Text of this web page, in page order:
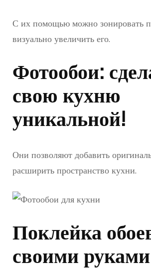
С их помощью можно зонировать
визуально увеличить его.
Фотообои:
свою кухню
уникальной!
Они позволяют добавить
расширить пространство кухни.
Поклейка
своими руками